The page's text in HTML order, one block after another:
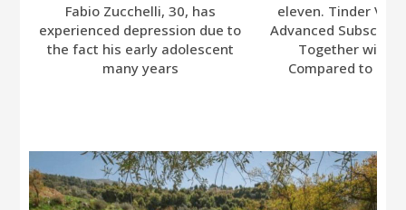
Fabio Zucchelli, 30, has
experienced depression due to
the fact his early adolescent
many years
eleven. Tinder
Advanced
Together with
Compared to